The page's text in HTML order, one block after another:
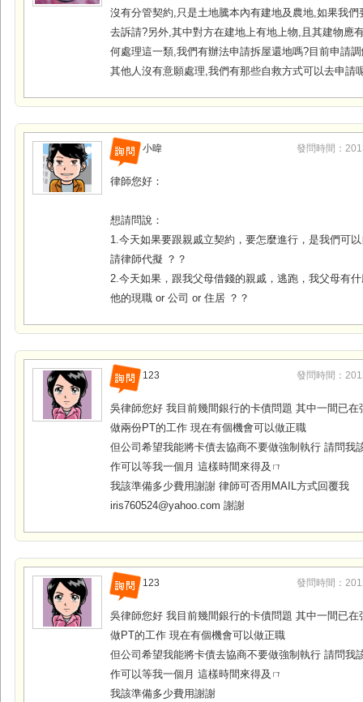
沒有分管契約,只是土地騰本內有建地及農地,如果我們
去訴請?另外,其中對方在建地上有地上物,且其建物應
何處理這一類,我們有辦法申請拆屋還地嗎?目前申請
其他人沒有意願處理,我們有那些自救方式可以去申請
小暐 發問時間：
律師您好：
想請問說：
1.今天如果要跟親戚立契約，要怎麼進行，是我們可
請律師代擬 ？？
2.今天如果，跟我父母借錢的親戚，逃跑，我父母有
他的現職 or 公司 or 住居 ？？
123 發問時間：
吳律師您好 我目前幾間銀行的卡債問題 其中一間已在
做兩份PT的工作 現在有個機會可以做正職
但公司希望我能將卡債去協商不要做強制執行 請問我
作可以等我一個月 這樣時間來得及ㄇ
我該準備多少費用謝謝 律師可否用MAIL方式回覆我
iris760524@yahoo.com 謝謝
123 發問時間：
吳律師您好 我目前幾間銀行的卡債問題 其中一間已在
做PT的工作 現在有個機會可以做正職
但公司希望我能將卡債去協商不要做強制執行 請問我
作可以等我一個月 這樣時間來得及ㄇ
我該準備多少費用謝謝